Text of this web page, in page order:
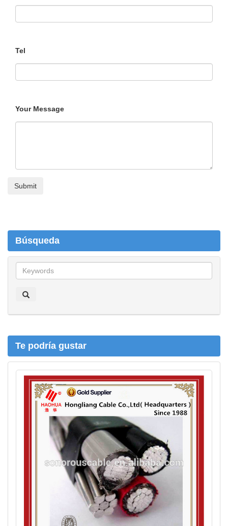
Tel
Your Message
Búsqueda
ú
e
a
Te podría gustar